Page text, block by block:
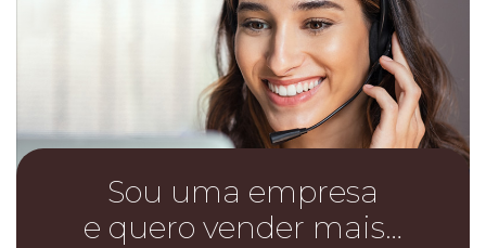
Sou uma empresa
e quero vender mais…